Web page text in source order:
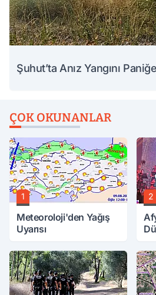
Şuhut’ta Anız Yangını
ÇOK OKUNANLAR
1
Meteoroloji'den Yağış
Uyarısı
2